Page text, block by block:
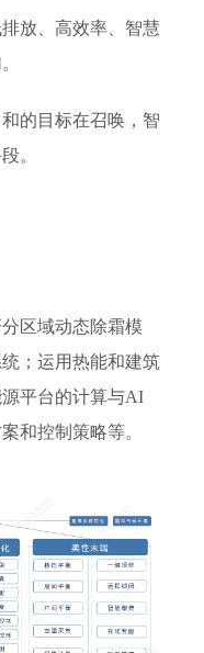
放、高效率、智慧
的目标在召唤，智
。
区域动态除霜模
；运用热能和建筑
平台的计算与AI
和控制策略等。